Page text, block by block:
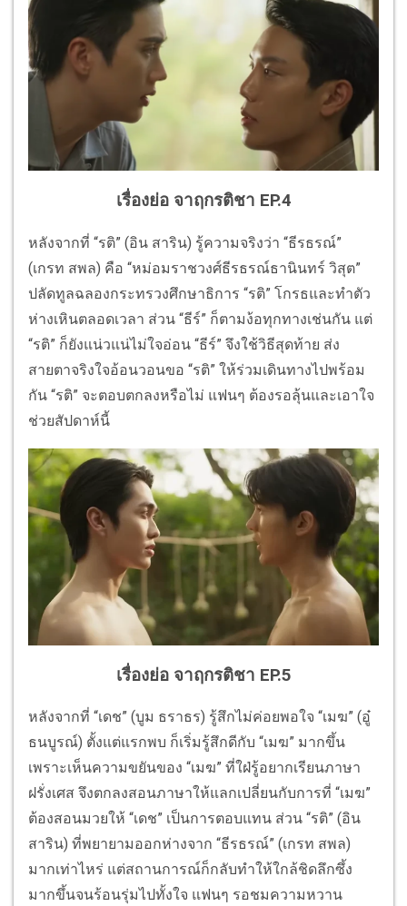
เรื่องย่อ จาฤกรติชา EP.4
หลังจากที่ “รติ” (อิน สาริน) รู้ความจริงว่า “ธีรธรณ์”
(เกรท สพล) คือ “หม่อมราชวงศ์ธีรธรณ์ธานินทร์ วิสุต”
ปลัดทูลฉลองกระทรวงศึกษาธิการ “รติ” โกรธและทำตัว
ห่างเหินตลอดเวลา ส่วน “ธีร์” ก็ตามง้อทุกทางเช่นกัน แต่
“รติ” ก็ยังแน่วแน่ไม่ใจอ่อน “ธีร์” จึงใช้วิธีสุดท้าย ส่ง
สายตาจริงใจอ้อนวอนขอ “รติ” ให้ร่วมเดินทางไปพร้อม
กัน “รติ” จะตอบตกลงหรือไม่ แฟนๆ ต้องรอลุ้นและเอาใจ
ช่วยสัปดาห์นี้
เรื่องย่อ จาฤกรติชา EP.5
หลังจากที่ “เดช” (บูม ธราธร) รู้สึกไม่ค่อยพอใจ “เมฆ” (อู๋
ธนบูรณ์) ตั้งแต่แรกพบ ก็เริ่มรู้สึกดีกับ “เมฆ” มากขึ้น
เพราะเห็นความขยันของ “เมฆ” ที่ใฝ่รู้อยากเรียนภาษา
ฝรั่งเศส จึงตกลงสอนภาษาให้แลกเปลี่ยนกับการที่ “เมฆ”
ต้องสอนมวยให้ “เดช” เป็นการตอบแทน ส่วน “รติ” (อิน
สาริน) ที่พยายามออกห่างจาก “ธีรธรณ์” (เกรท สพล)
มากเท่าไหร่ แต่สถานการณ์ก็กลับทำให้ใกล้ชิดลึกซึ้ง
มากขึ้นจนร้อนรุ่มไปทั้งใจ แฟนๆ รอชมความหวาน